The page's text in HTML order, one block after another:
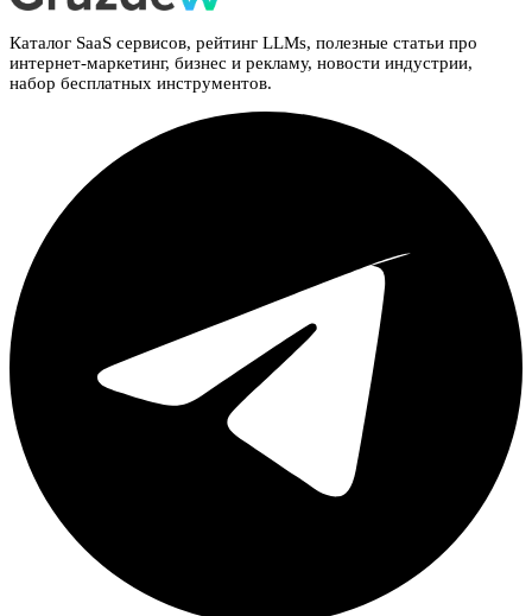
Каталог SaaS сервисов, рейтинг LLMs, полезные статьи про
интернет-маркетинг, бизнес и рекламу, новости индустрии,
набор бесплатных инструментов.